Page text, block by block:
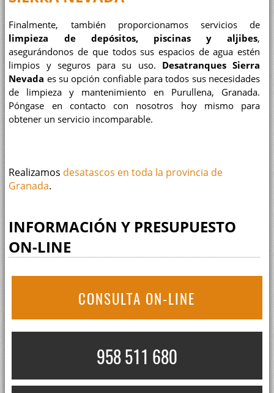
Finalmente, también proporcionamos servicios de
limpieza de depósitos, piscinas y aljibes,
asegurándonos de que todos sus espacios de agua estén
limpios y seguros para su uso. Desatranques Sierra
Nevada es su opción confiable para todos sus necesidades
de limpieza y mantenimiento en Purullena, Granada.
Póngase en contacto con nosotros hoy mismo para
obtener un servicio incomparable.
Realizamos desatascos en toda la provincia de
Granada.
INFORMACIÓN Y PRESUPUESTO
ON-LINE
CONSULTA ON-LINE
958 511 680